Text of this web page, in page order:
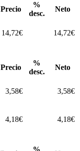
Precio
%
desc.
Neto
14,72€ 14,72€
Precio
%
desc.
Neto
3,58€ 3,58€
4,18€ 4,18€